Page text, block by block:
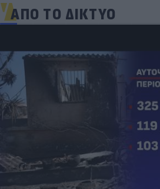
ΑΠΟ ΤΟ ΔΙΚΤΥΟ